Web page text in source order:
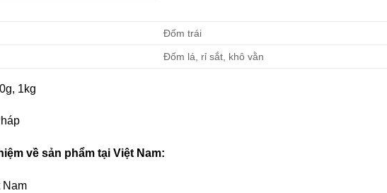
Đốm trái
Đốm lá, rỉ sắt, khô vằn
1kg
về sản phẩm tại Việt Nam:
Nam